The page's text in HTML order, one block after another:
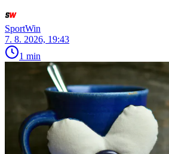
SportWin
7. 8. 2026, 19:43
1 min